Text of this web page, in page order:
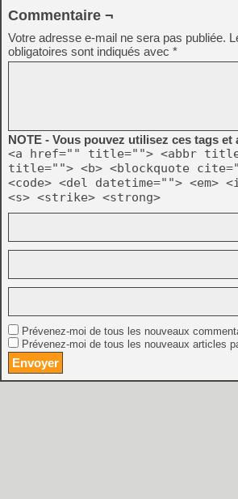
Commentaire ¬
Votre adresse e-mail ne sera pas publiée.
obligatoires sont indiqués avec *
NOTE - Vous pouvez utilisez ces tags
<a href="" title=""> <abbr
title=""> <b> <blockquote
<code> <del datetime=""> <em>
<s> <strike> <strong>
Prévenez-moi de tous les nouveaux
Prévenez-moi de tous les nouveaux articles